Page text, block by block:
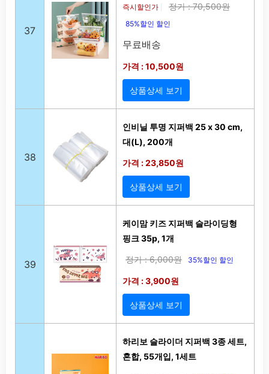
37
즉시할인가 정가 : 70,500원
85%할인 할인
무료배송
가격 : 10,500원
상품상세 보기
38
인비닐 투명 지퍼백 25 x 30 cm,
대(L), 200개
가격 : 23,850원
상품상세 보기
39
케이맘 키즈 지퍼백 슬라이딩형
핑크 35p, 1개
정가 : 6,000원 35%할인 할인
가격 : 3,900원
상품상세 보기
하리보 슬라이더 지퍼백 3종 세트,
혼합, 55개입, 1세트